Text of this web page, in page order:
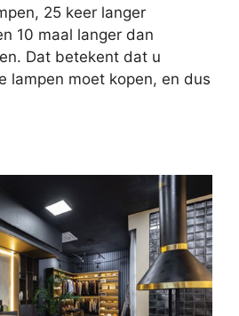
25 keer langer
10 maal langer dan
Dat betekent dat u
lampen moet kopen, en dus